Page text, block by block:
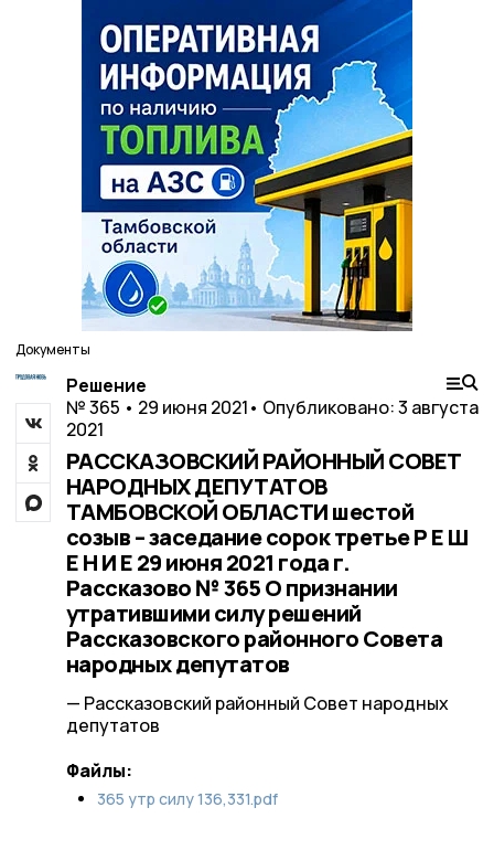
Документы
Решение
№ 365 • 29 июня 2021• Опубликовано: 3 августа
2021
РАССКАЗОВСКИЙ РАЙОННЫЙ СОВЕТ
НАРОДНЫХ ДЕПУТАТОВ
ТАМБОВСКОЙ ОБЛАСТИ шестой
созыв – заседание сорок третье Р Е Ш
Е Н И Е 29 июня 2021 года г.
Рассказово № 365 О признании
утратившими силу решений
Рассказовского районного Совета
народных депутатов
— Рассказовский районный Совет народных
депутатов
Файлы:
365 утр силу 136,331.pdf